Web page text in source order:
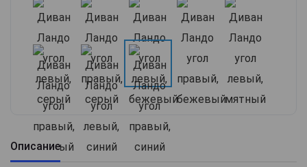
Описание